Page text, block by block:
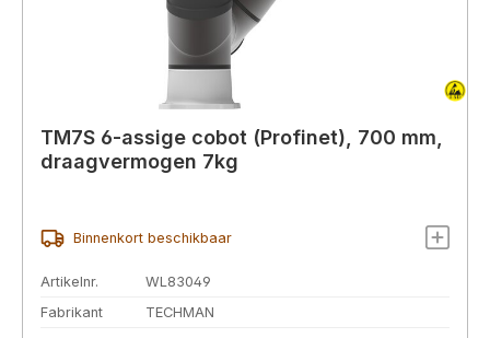
TM7S 6-assige cobot (Profinet), 700 mm,
draagvermogen 7kg
Binnenkort beschikbaar
Artikelnr.
WL83049
Fabrikant
TECHMAN